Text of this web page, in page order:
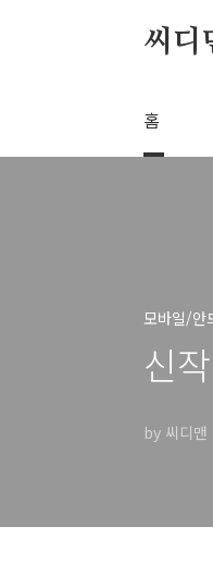
씨디
홈
모바일/안
신
by 씨디맨